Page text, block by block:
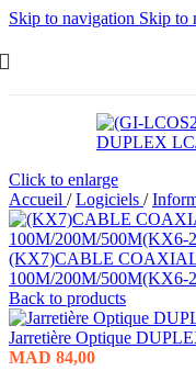
Skip to navigation Skip to
Click to enlarge
Accueil / Logiciels /
(KX7)CABLE
100M/200M/500M(KX6-
Back to products
Jarretière Optique
MAD 84,00